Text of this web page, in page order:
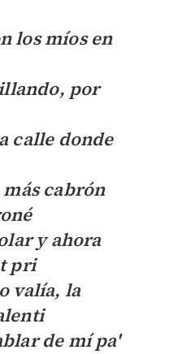
los míos en
por
calle donde
más cabrón
y ahora
pri
valía, la
de mí pa'